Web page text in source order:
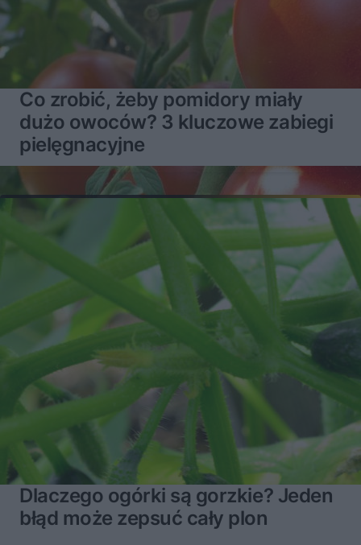
Co zrobić, żeby pomidory miały
dużo owoców? 3 kluczowe zabiegi
pielęgnacyjne
Dlaczego ogórki są gorzkie? Jeden
błąd może zepsuć cały plon